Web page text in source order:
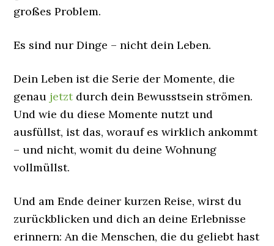
großes Problem.
Es sind nur Dinge – nicht dein Leben.
Dein Leben ist die Serie der Momente, die
genau jetztdurch dein Bewusstsein strömen.
Und wie du diese Momente nutzt und
ausfüllst, ist das, worauf es wirklich ankommt
– und nicht, womit du deine Wohnung
vollmüllst.
Und am Ende deiner kurzen Reise, wirst du
zurückblicken und dich an deine Erlebnisse
erinnern: An die Menschen, die du geliebt hast